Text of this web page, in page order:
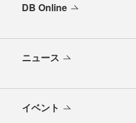
DB Online
ニュース
イベント